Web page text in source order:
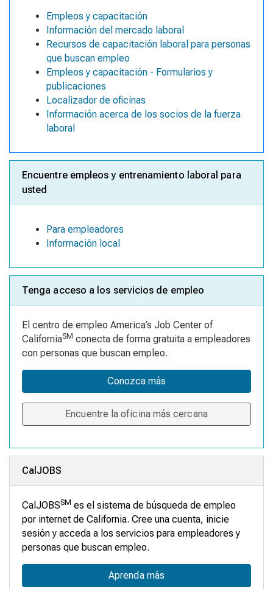
Empleos y capacitación
Información del mercado laboral
Recursos de capacitación laboral para personas
que buscan empleo
Empleos y capacitación - Formularios y
publicaciones
Localizador de oficinas
Información acerca de los socios de la fuerza
laboral
Encuentre empleos y entrenamiento laboral para
usted
Para empleadores
Información local
Tenga acceso a los servicios de empleo
El centro de empleo America’s Job Center of
CaliforniaSM conecta de forma gratuita a empleadores
con personas que buscan empleo.
Conozca más
Encuentre la oficina más cercana
CalJOBS
CalJOBSSM es el sistema de búsqueda de empleo
por internet de California. Cree una cuenta, inicie
sesión y acceda a los servicios para empleadores y
personas que buscan empleo.
Aprenda más